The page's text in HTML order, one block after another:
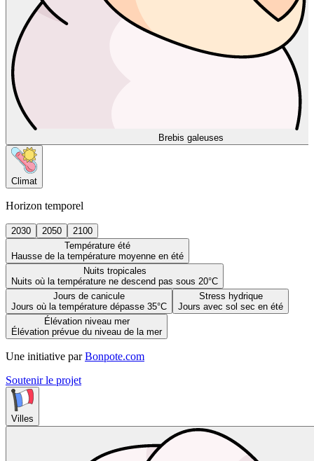
Brebis galeuses
Climat
Horizon temporel
2030 2050
2100
Température été
Hausse de la température moyenne en été
Nuits tropicales
Nuits où la température ne descend pas sous 20°C
Jours de canicule
Jours où la température dépasse 35°C
Stress hydrique
Jours avec sol sec en été
Élévation niveau mer
Élévation prévue du niveau de la mer
Une initiative par Bonpote.com
Soutenir le projet
Villes